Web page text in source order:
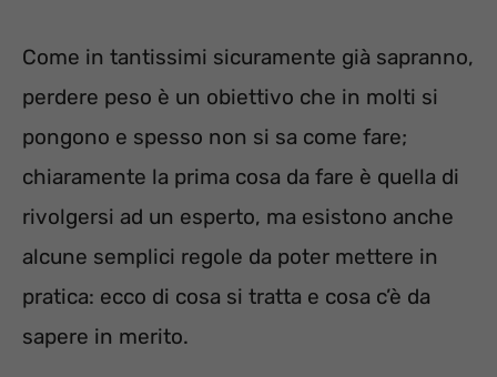
Come in tantissimi sicuramente già sapranno,
perdere peso è un obiettivo che in molti si
pongono e spesso non si sa come fare;
chiaramente la prima cosa da fare è quella di
rivolgersi ad un esperto, ma esistono anche
alcune semplici regole da poter mettere in
pratica: ecco di cosa si tratta e cosa c’è da
sapere in merito.